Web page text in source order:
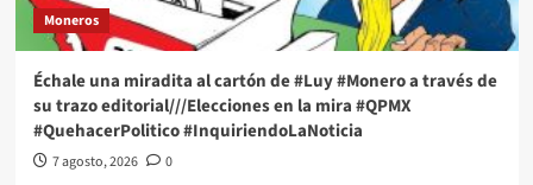
Moneros
Échale una miradita al cartón de #Luy #Monero a través de
su trazo editorial///Elecciones en la mira #QPMX
#QuehacerPolitico #InquiriendoLaNoticia
7 agosto, 2026 0